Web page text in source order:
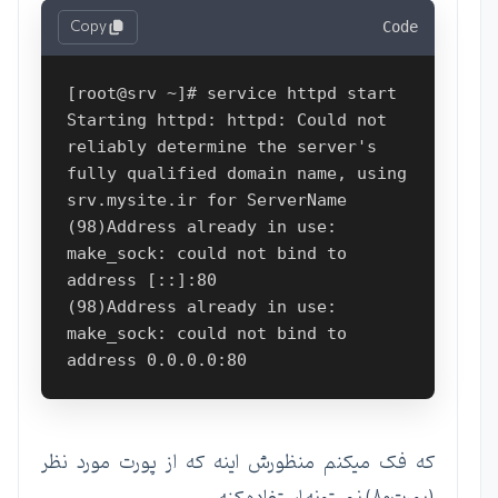
Code
Copy
[root@srv ~]# service httpd start
Starting httpd: httpd: Could not
reliably determine the server's
fully qualified domain name, using
srv.mysite.ir for ServerName
(98)Address already in use:
make_sock: could not bind to
address [::]:80
(98)Address already in use:
make_sock: could not bind to
که فک میکنم منظورش اینه که از پورت مورد نظر